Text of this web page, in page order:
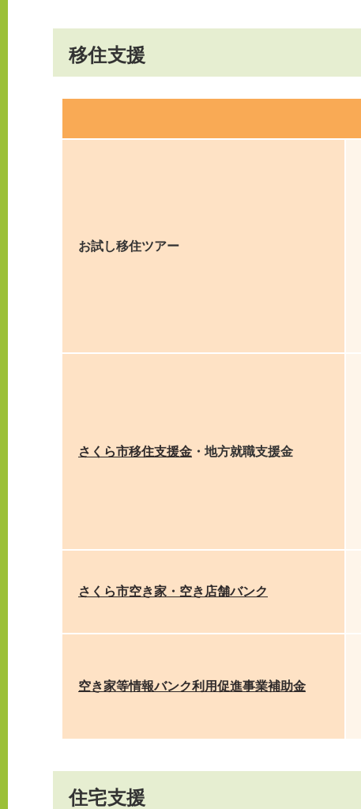
移住支援
お試し移住ツアー
さくら市移住支援金 ・地方就職支援金
さくら市空き家・空き店舗バンク
空き家等情報バンク利用促進事業補助金
住宅支援